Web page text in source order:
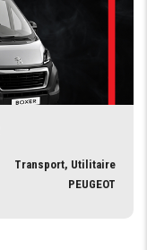
Transport, Utilitaire
PEUGEOT